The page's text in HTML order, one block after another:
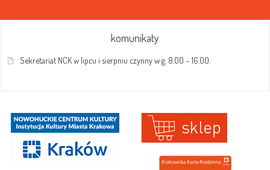
komunikaty
Sekretariat NCK w lipcu i sierpniu czynny w g. 8.00 – 16.00.